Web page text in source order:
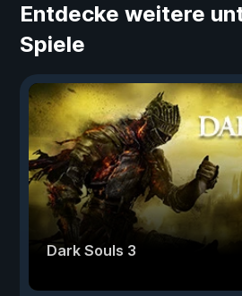
Entdecke weitere
Spiele
Dark Souls 3